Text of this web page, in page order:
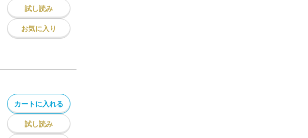
試し読み
お気に入り
カートに入れる
試し読み